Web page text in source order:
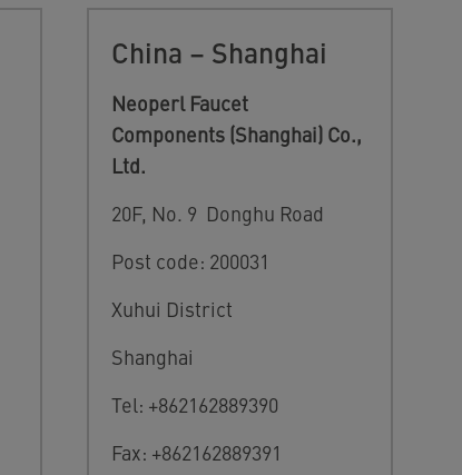
China – Shanghai
Neoperl Faucet
Components (Shanghai) Co.,
Ltd.
20F, No. 9 Donghu Road
Post code: 200031
Xuhui District
Shanghai
Tel: +862162889390
Fax: +862162889391